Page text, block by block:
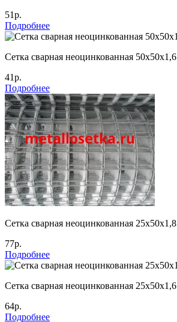
51р.
Подробнее
Сетка сварная неоцинкованная 50х50х1,6
41р.
Подробнее
Сетка сварная неоцинкованная 25х50х1,8
77р.
Подробнее
Сетка сварная неоцинкованная 25х50х1,6
64р.
Подробнее